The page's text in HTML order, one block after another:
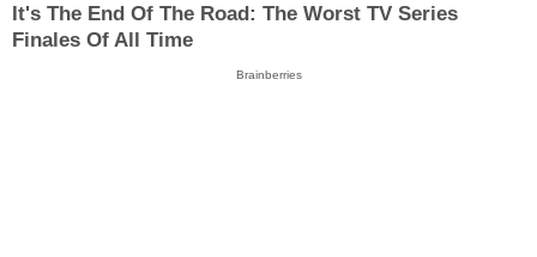
It's The End Of The Road: The Worst TV Series
Finales Of All Time
Brainberries